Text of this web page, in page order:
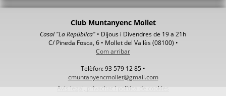
Club Muntanyenc Mollet
Casal "La República" • Dijous i Divendres de 19 a 21h
C/ Pineda Fosca, 6 • Mollet del Vallès (08100) •
Com arribar
Telèfon: 93 579 12 85 •
cmuntanyencmollet@gmail.com
Avis legal, privacitat i política de cookies